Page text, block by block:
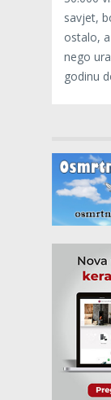
savjet,
ostalo,
nego
godinu